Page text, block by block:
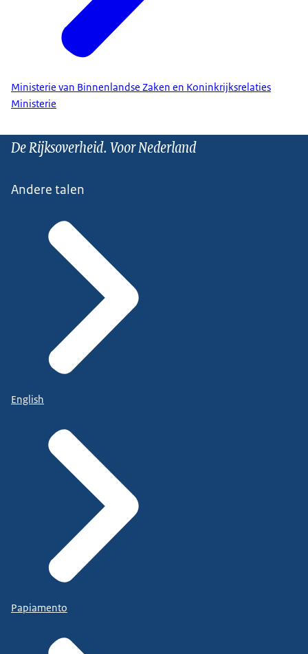
Ministerie van Binnenlandse Zaken en Koninkrijksrelaties
Ministerie
De Rijksoverheid. Voor Nederland
Andere talen
English
Papiamento